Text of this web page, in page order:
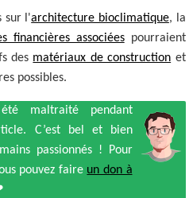
sur l'architecture bioclimatique, la
financières associéespourraient
des matériaux de construction et
possibles.
maltraité pendant
C’est bel et bien
passionnés ! Pour
pouvez faire un don à